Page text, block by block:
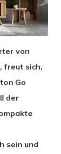
von
freut sich,
Go
der
sein und